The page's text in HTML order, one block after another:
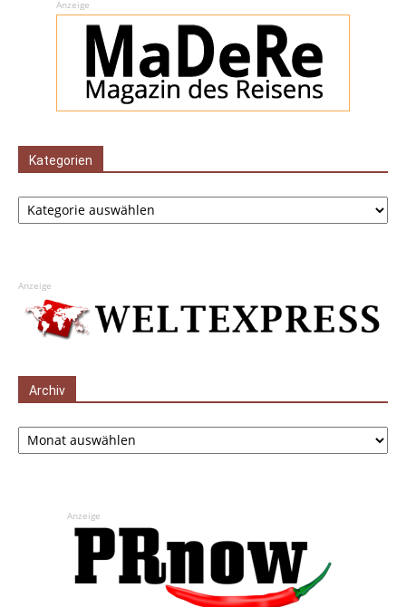
Anzeige
Kategorien
Kategorien
Anzeige
Archiv
Archiv
Anzeige